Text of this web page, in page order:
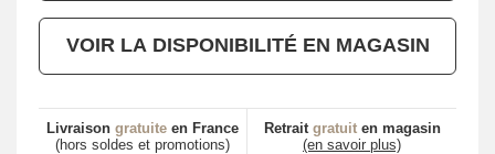
VOIR LA DISPONIBILITÉ EN MAGASIN
Livraison gratuite en France
(hors soldes et promotions)
Retrait gratuiten magasin
(en savoir plus)